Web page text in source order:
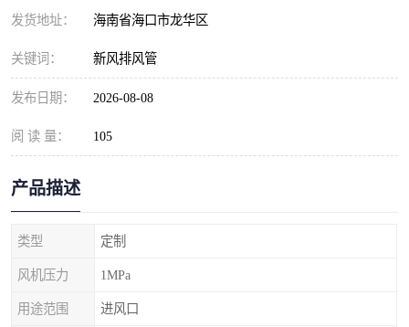
发货地址： 海南省海口市龙华区
关键词： 新风排风管
发布日期： 2026-08-08
阅 读 量： 105
产品描述
类型 定制
风机压力 1MPa
用途范围 进风口